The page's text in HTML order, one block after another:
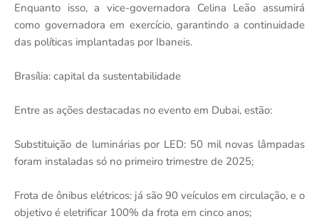
Enquanto isso, a vice-governadora Celina Leão assumirá
como governadora em exercício, garantindo a continuidade
das políticas implantadas por Ibaneis.
Brasília: capital da sustentabilidade
Entre as ações destacadas no evento em Dubai, estão:
Substituição de luminárias por LED: 50 mil novas lâmpadas
foram instaladas só no primeiro trimestre de 2025;
Frota de ônibus elétricos: já são 90 veículos em circulação, e o
objetivo é eletrificar 100% da frota em cinco anos;